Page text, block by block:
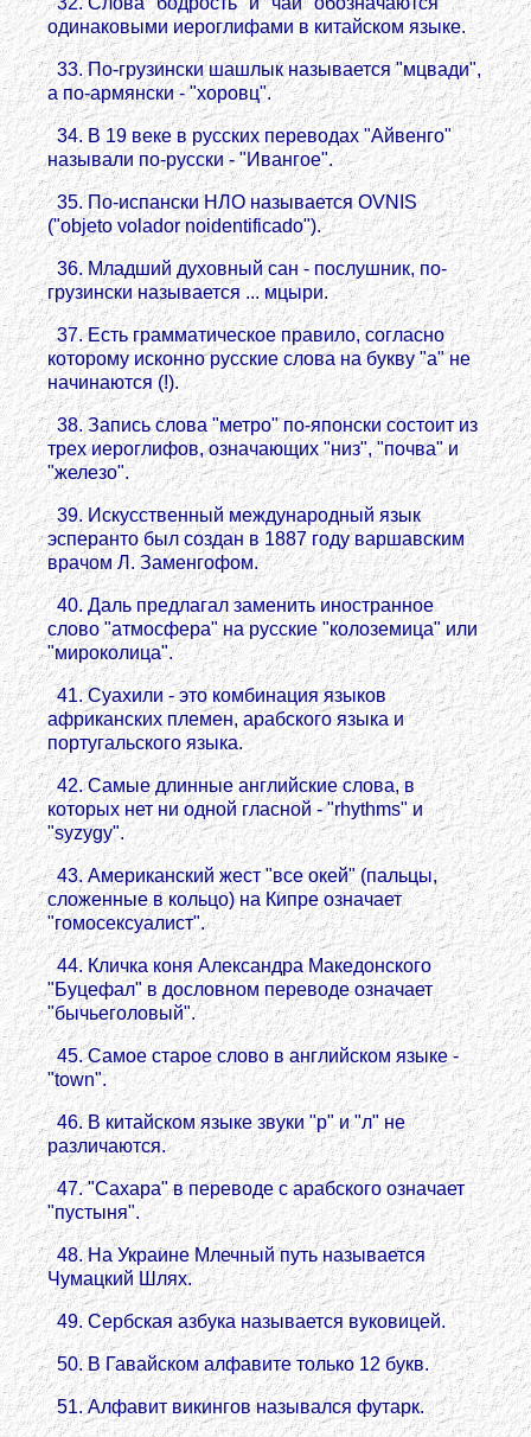
одинаковыми иероглифами в китайском языке.
33. По-грузински шашлык называется "мцвади",
а по-армянски - "хоровц".
34. В 19 веке в русских переводах "Айвенго"
называли по-русски - "Ивангое".
35. По-испански НЛО называется OVNIS
("objeto volador noidentificado").
36. Младший духовный сан - послушник, по-
грузински называется ... мцыри.
37. Есть грамматическое правило, согласно
которому исконно русские слова на букву "а" не
начинаются (!).
38. Запись слова "метро" по-японски состоит из
трех иероглифов, означающих "низ", "почва" и
"железо".
39. Искусственный международный язык
эсперанто был создан в 1887 году варшавским
врачом Л. Заменгофом.
40. Даль предлагал заменить иностранное
слово "атмосфера" на русские "колоземица" или
"мироколица".
41. Суахили - это комбинация языков
африканских племен, арабского языка и
португальского языка.
42. Самые длинные английские слова, в
которых нет ни одной гласной - "rhythms" и
"syzygy".
43. Американский жест "все окей" (пальцы,
сложенные в кольцо) на Кипре означает
"гомосексуалист".
44. Кличка коня Александра Македонского
"Буцефал" в дословном переводе означает
"бычьеголовый".
45. Самое старое слово в английском языке -
"town".
46. В китайском языке звуки "р" и "л" не
различаются.
47. "Сахара" в переводе с арабского означает
"пустыня".
48. На Украине Млечный путь называется
Чумацкий Шлях.
49. Сербская азбука называется вуковицей.
50. В Гавайском алфавите только 12 букв.
51. Алфавит викингов назывался футарк.